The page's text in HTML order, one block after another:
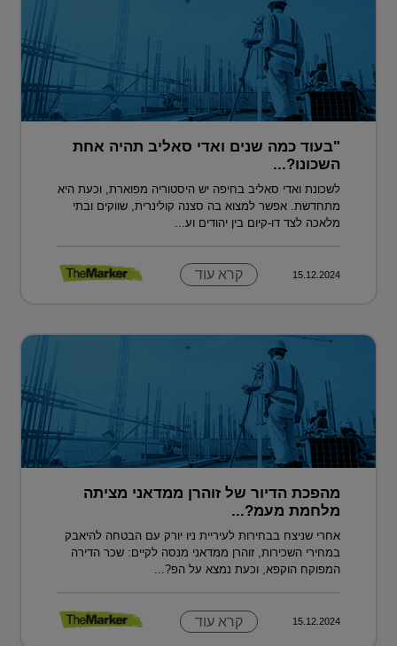
"בעוד כמה שנים ואדי סאליב תהיה אחת
השכונו?...
לשכונת ואדי סאליב בחיפה יש היסטוריה מפוארת, וכעת היא
מתחדשת. אפשר למצוא בה סצנה קולינרית, שווקים ובתי
מלאכה לצד דו-קיום בין יהודים וע...
15.12.2024 קרא עוד
מהפכת הדיור של זוהרן ממדאני מציתה
מלחמת מעמ?...
אחרי שניצח בבחירות לעיריית ניו יורק עם הבטחה להיאבק
במחירי השכירות, זוהרן ממדאני מנסה לקיים: שכר הדירה
המפוקח הוקפא, וכעת נמצא על הפ?...
15.12.2024 קרא עוד